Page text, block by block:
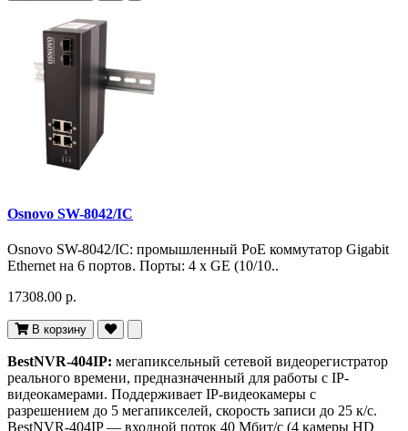
Osnovo SW-8042/IC
Osnovo SW-8042/IC: промышленный PoE коммутатор Gigabit
Ethernet на 6 портов. Порты: 4 x GE (10/10..
17308.00 р.
В корзину
BestNVR-404IP: мегапиксельный сетевой видеорегистратор
реального времени, предназначенный для работы с IP-
видеокамерами. Поддерживает IP-видеокамеры с
разрешением до 5 мегапикселей, скорость записи до 25 к/с.
BestNVR-404IP — входной поток 40 Мбит/с (4 камеры HD